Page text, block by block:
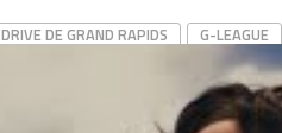
DRIVE DE GRAND RAPIDS
G-LEAGUE